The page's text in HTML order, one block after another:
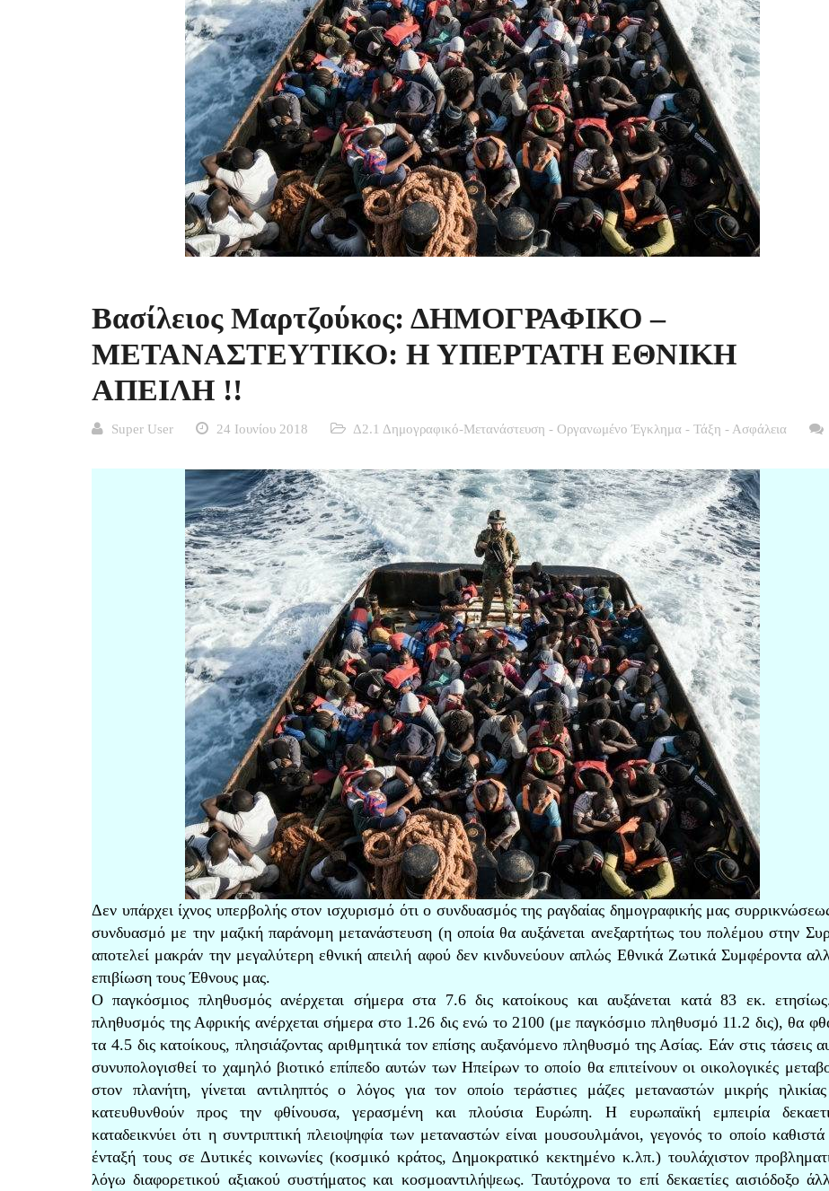
Βασίλειος Μαρτζούκος: ΔΗΜΟΓΡΑΦΙΚΟ –
ΜΕΤΑΝΑΣΤΕΥΤΙΚΟ: Η ΥΠΕΡΤΑΤΗ ΕΘΝΙΚΗ
ΑΠΕΙΛΗ !!
Super User 24 Ιουνίου 2018 Δ2.1 Δημογραφικό-Μετανάστευση - Οργανωμένο Έγκλημα - Τάξη - Ασφάλεια
Δεν υπάρχει ίχνος υπερβολής στον ισχυρισμό ότι ο συνδυασμός της ραγδαίας δημογραφικής μας
συνδυασμό με την μαζική παράνομη μετανάστευση (η οποία θα αυξάνεται ανεξαρτήτως του πολέμου στην
αποτελεί μακράν την μεγαλύτερη εθνική απειλή αφού δεν κινδυνεύουν απλώς Εθνικά Ζωτικά Συμφέροντα
επιβίωση τους Έθνους μας.
Ο παγκόσμιος πληθυσμός ανέρχεται σήμερα στα 7.6 δις κατοίκους και αυξάνεται κατά 83 εκ.
πληθυσμός της Αφρικής ανέρχεται σήμερα στο 1.26 δις ενώ το 2100 (με παγκόσμιο πληθυσμό 11.2 δις), θα
τα 4.5 δις κατοίκους, πλησιάζοντας αριθμητικά τον επίσης αυξανόμενο πληθυσμό της Ασίας. Εάν στις τάσεις
συνυπολογισθεί το χαμηλό βιοτικό επίπεδο αυτών των Ηπείρων το οποίο θα επιτείνουν οι οικολογικές
στον πλανήτη, γίνεται αντιληπτός ο λόγος για τον οποίο τεράστιες μάζες μεταναστών μικρής
κατευθυνθούν προς την φθίνουσα, γερασμένη και πλούσια Ευρώπη. Η ευρωπαϊκή εμπειρία
καταδεικνύει ότι η συντριπτική πλειοψηφία των μεταναστών είναι μουσουλμάνοι, γεγονός το οποίο καθιστά
ένταξή τους σε Δυτικές κοινωνίες (κοσμικό κράτος, Δημοκρατικό κεκτημένο κ.λπ.) τουλάχιστον
λόγω διαφορετικού αξιακού συστήματος και κοσμοαντιλήψεως. Ταυτόχρονα το επί δεκαετίες αισιόδοξο